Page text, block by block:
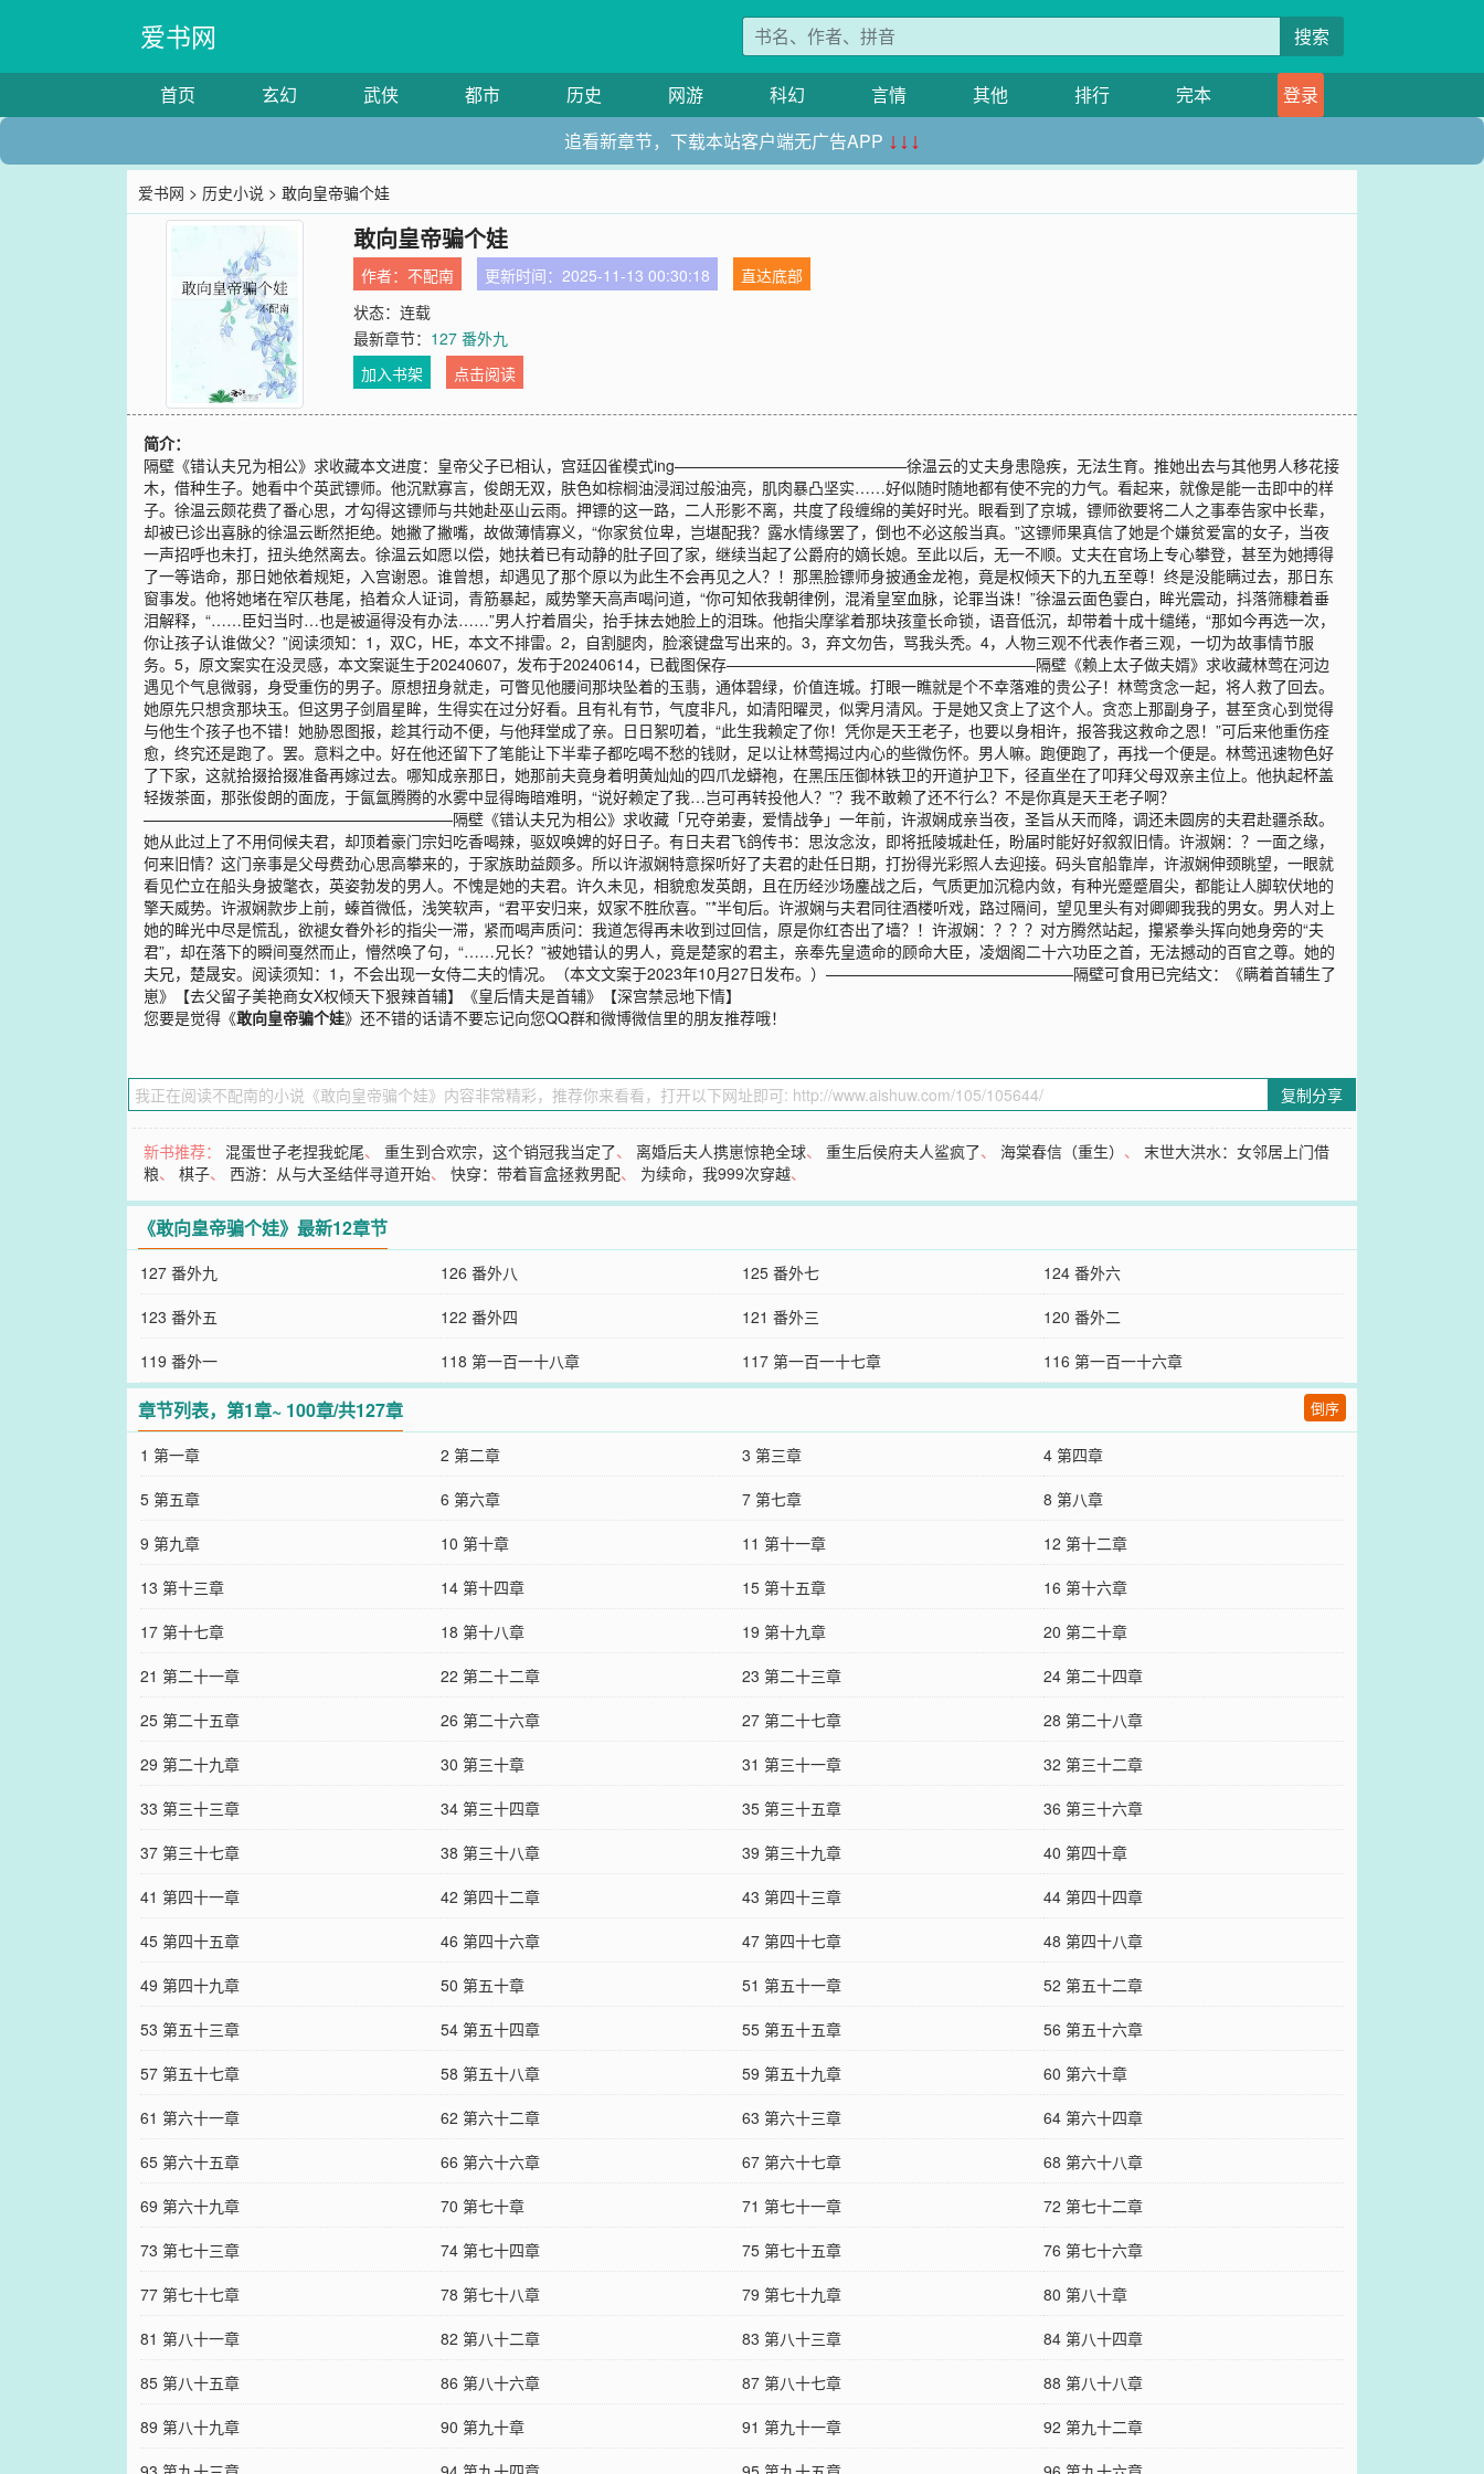
爱书网 搜索
首页 玄幻 武侠 都市 历史 网游 科幻 言情 其他 排行 完本
登录
追看新章节，下载本站客户端无广告APP ↓↓↓
爱书网 > 历史小说 > 敢向皇帝骗个娃
敢向皇帝骗个娃
作者： 不配南 更新时间：2025-11-13 00:30:18
直达底部
状态：连载
最新章节： 127 番外九
加入书架
点击阅读
简介：
隔壁《错认夫兄为相公》求收藏本文进度：皇帝父子已相认，宫廷囚雀模式ing———————————————徐温云的丈夫身患隐疾，无法生育。推她出去与其他男人移花接
木，借种生子。她看中个英武镖师。他沉默寡言，俊朗无双，肤色如棕榈油浸润过般油亮，肌肉暴凸坚实……好似随时随地都有使不完的力气。看起来，就像是能一击即中的样
子。徐温云颇花费了番心思，才勾得这镖师与共她赴巫山云雨。押镖的这一路，二人形影不离，共度了段缠绵的美好时光。眼看到了京城，镖师欲要将二人之事奉告家中长辈，
却被已诊出喜脉的徐温云断然拒绝。她撇了撇嘴，故做薄情寡义，“你家贫位卑，岂堪配我？露水情缘罢了，倒也不必这般当真。”这镖师果真信了她是个嫌贫爱富的女子，当夜
一声招呼也未打，扭头绝然离去。徐温云如愿以偿，她扶着已有动静的肚子回了家，继续当起了公爵府的嫡长媳。至此以后，无一不顺。丈夫在官场上专心攀登，甚至为她搏得
了一等诰命，那日她依着规矩，入宫谢恩。谁曾想，却遇见了那个原以为此生不会再见之人？！那黑脸镖师身披通金龙袍，竟是权倾天下的九五至尊！终是没能瞒过去，那日东
窗事发。他将她堵在窄仄巷尾，掐着众人证词，青筋暴起，威势擎天高声喝问道，“你可知依我朝律例，混淆皇室血脉，论罪当诛！”徐温云面色霎白，眸光震动，抖落筛糠着垂
泪解释，“……臣妇当时…也是被逼得没有办法……”男人拧着眉尖，抬手抹去她脸上的泪珠。他指尖摩挲着那块孩童长命锁，语音低沉，却带着十成十缱绻，“那如今再选一次，
你让孩子认谁做父？”阅读须知：1，双C，HE，本文不排雷。2，自割腿肉，脸滚键盘写出来的。3，弃文勿告，骂我头秃。4，人物三观不代表作者三观，一切为故事情节服
务。5，原文案实在没灵感，本文案诞生于20240607，发布于20240614，已截图保存————————————————————隔壁《赖上太子做夫婿》求收藏林莺在河边
遇见个气息微弱，身受重伤的男子。原想扭身就走，可瞥见他腰间那块坠着的玉翡，通体碧绿，价值连城。打眼一瞧就是个不幸落难的贵公子！林莺贪念一起，将人救了回去。
她原先只想贪那块玉。但这男子剑眉星眸，生得实在过分好看。且有礼有节，气度非凡，如清阳曜灵，似霁月清风。于是她又贪上了这个人。贪恋上那副身子，甚至贪心到觉得
与他生个孩子也不错！她胁恩图报，趁其行动不便，与他拜堂成了亲。日日絮叨着，“此生我赖定了你！凭你是天王老子，也要以身相许，报答我这救命之恩！”可后来他重伤痊
愈，终究还是跑了。罢。意料之中。好在他还留下了笔能让下半辈子都吃喝不愁的钱财，足以让林莺揭过内心的些微伤怀。男人嘛。跑便跑了，再找一个便是。林莺迅速物色好
了下家，这就拾掇拾掇准备再嫁过去。哪知成亲那日，她那前夫竟身着明黄灿灿的四爪龙蟒袍，在黑压压御林铁卫的开道护卫下，径直坐在了叩拜父母双亲主位上。他执起杯盖
轻拨茶面，那张俊朗的面庞，于氤氲腾腾的水雾中显得晦暗难明，“说好赖定了我…岂可再转投他人？”？我不敢赖了还不行么？不是你真是天王老子啊？
————————————————————隔壁《错认夫兄为相公》求收藏「兄夺弟妻，爱情战争」一年前，许淑娴成亲当夜，圣旨从天而降，调还未圆房的夫君赴疆杀敌。
她从此过上了不用伺候夫君，却顶着豪门宗妇吃香喝辣，驱奴唤婢的好日子。有日夫君飞鸽传书：思汝念汝，即将抵陵城赴任，盼届时能好好叙叙旧情。许淑娴：？一面之缘，
何来旧情？这门亲事是父母费劲心思高攀来的，于家族助益颇多。所以许淑娴特意探听好了夫君的赴任日期，打扮得光彩照人去迎接。码头官船靠岸，许淑娴伸颈眺望，一眼就
看见伫立在船头身披氅衣，英姿勃发的男人。不愧是她的夫君。许久未见，相貌愈发英朗，且在历经沙场鏖战之后，气质更加沉稳内敛，有种光蹙蹙眉尖，都能让人脚软伏地的
擎天威势。许淑娴款步上前，螓首微低，浅笑软声，“君平安归来，奴家不胜欣喜。”*半旬后。许淑娴与夫君同往酒楼听戏，路过隔间，望见里头有对卿卿我我的男女。男人对上
她的眸光中尽是慌乱，欲褪女眷外衫的指尖一滞，紧而喝声质问：我道怎得再未收到过回信，原是你红杏出了墙？！许淑娴：？？？对方腾然站起，攥紧拳头挥向她身旁的“夫
君”，却在落下的瞬间戛然而止，懵然唤了句，“……兄长？”被她错认的男人，竟是楚家的君主，亲奉先皇遗命的顾命大臣，凌烟阁二十六功臣之首，无法撼动的百官之尊。她的
夫兄，楚晟安。阅读须知：1，不会出现一女侍二夫的情况。（本文文案于2023年10月27日发布。）————————————————隔壁可食用已完结文：《瞒着首辅生了
崽》【去父留子美艳商女X权倾天下狠辣首辅】《皇后情夫是首辅》【深宫禁忌地下情】
您要是觉得《敢向皇帝骗个娃》还不错的话请不要忘记向您QQ群和微博微信里的朋友推荐哦！
复制分享
新书推荐： 混蛋世子老捏我蛇尾、重生到合欢宗，这个销冠我当定了、 离婚后夫人携崽惊艳全球、重生后侯府夫人鲨疯了、海棠春信（重生） 、末世大洪水：女邻居上门借
粮、棋子、西游：从与大圣结伴寻道开始、快穿：带着盲盒拯救男配、 为续命，我999次穿越、
《敢向皇帝骗个娃》最新12章节
127 番外九 126 番外八 125 番外七
124 番外六
123 番外五
122 番外四 121 番外三
120 番外二
119 番外一
118 第一百一十八章 117 第一百一十七章 116 第一百一十六章
章节列表，第1章~ 100章/共127章 倒序
1 第一章 2 第二章 3 第三章
4 第四章
5 第五章
6 第六章 7 第七章
8 第八章
9 第九章
10 第十章 11 第十一章
12 第十二章
13 第十三章
14 第十四章 15 第十五章
16 第十六章
17 第十七章
18 第十八章 19 第十九章
20 第二十章
21 第二十一章
22 第二十二章 23 第二十三章
24 第二十四章
25 第二十五章
26 第二十六章 27 第二十七章
28 第二十八章
29 第二十九章
30 第三十章 31 第三十一章
32 第三十二章
33 第三十三章
34 第三十四章 35 第三十五章
36 第三十六章
37 第三十七章
38 第三十八章 39 第三十九章
40 第四十章
41 第四十一章
42 第四十二章 43 第四十三章
44 第四十四章
45 第四十五章
46 第四十六章 47 第四十七章
48 第四十八章
49 第四十九章
50 第五十章 51 第五十一章
52 第五十二章
53 第五十三章
54 第五十四章 55 第五十五章
56 第五十六章
57 第五十七章
58 第五十八章 59 第五十九章
60 第六十章
61 第六十一章
62 第六十二章 63 第六十三章
64 第六十四章
65 第六十五章
66 第六十六章 67 第六十七章
68 第六十八章
69 第六十九章
70 第七十章 71 第七十一章
72 第七十二章
73 第七十三章
74 第七十四章 75 第七十五章
76 第七十六章
77 第七十七章
78 第七十八章 79 第七十九章
80 第八十章
81 第八十一章
82 第八十二章 83 第八十三章
84 第八十四章
85 第八十五章
86 第八十六章 87 第八十七章
88 第八十八章
89 第八十九章
90 第九十章 91 第九十一章
92 第九十二章